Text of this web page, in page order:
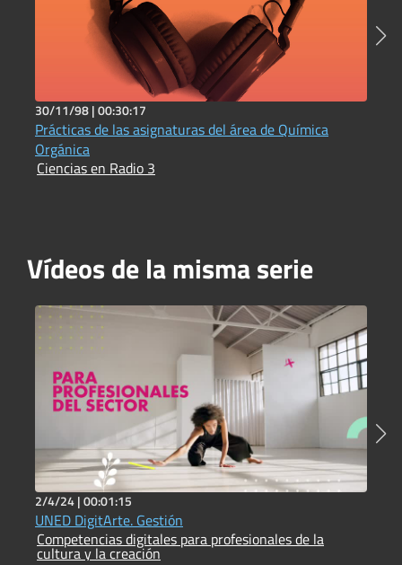
30/11/98 |00:30:17
Prácticas de las asignaturas del área de Química
Orgánica
Ciencias en Radio 3
Vídeos de la misma serie
2/4/24 |00:01:15
UNED DigitArte. Gestión
Competencias digitales para profesionales de la
cultura y la creación